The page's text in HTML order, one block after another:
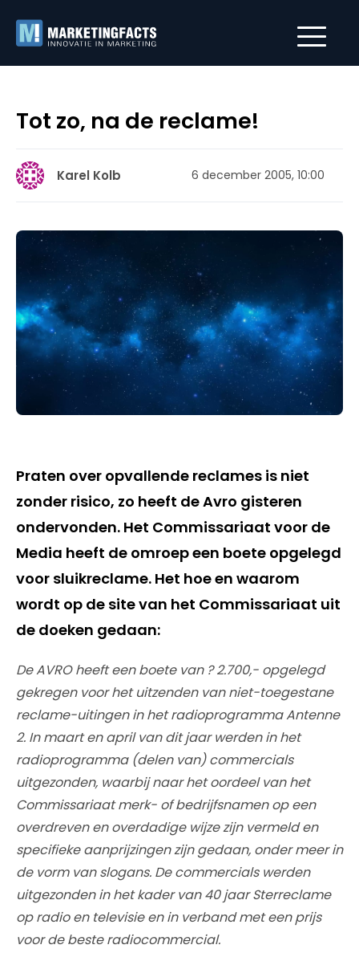
Tot zo, na de reclame!
Karel Kolb 6 december 2005, 10:00
Praten over opvallende reclames is niet
zonder risico, zo heeft de Avro gisteren
ondervonden. Het Commissariaat voor de
Media heeft de omroep een boete opgelegd
voor sluikreclame. Het hoe en waarom
wordt op de site van het Commissariaat uit
de doeken gedaan:
De AVRO heeft een boete van ? 2.700,- opgelegd
gekregen voor het uitzenden van niet-toegestane
reclame-uitingen in het radioprogramma Antenne
2. In maart en april van dit jaar werden in het
radioprogramma (delen van) commercials
uitgezonden, waarbij naar het oordeel van het
Commissariaat merk- of bedrijfsnamen op een
overdreven en overdadige wijze zijn vermeld en
specifieke aanprijzingen zijn gedaan, onder meer in
de vorm van slogans. De commercials werden
uitgezonden in het kader van 40 jaar Sterreclame
op radio en televisie en in verband met een prijs
voor de beste radiocommercial.